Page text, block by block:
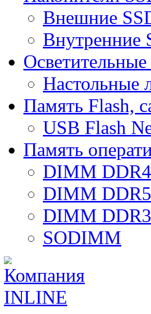
Внешние
Внутренние
Настольные
Память Flash,
USB Flash
Память
DIMM DDR4
DIMM DDR5
DIMM DDR3
SODIMM